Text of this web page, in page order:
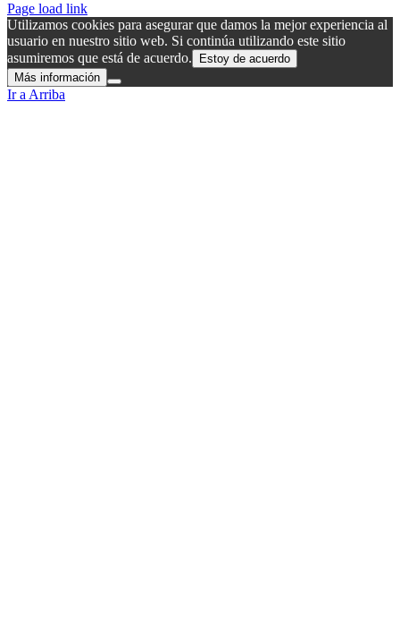
Page load link
Utilizamos cookies para asegurar que damos la mejor experiencia al
usuario en nuestro sitio web. Si continúa utilizando este sitio
asumiremos que está de acuerdo.
Estoy de acuerdo
Más información
Ir a Arriba